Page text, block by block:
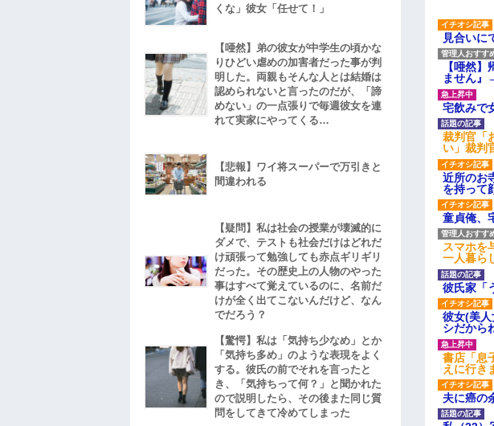
見合いに
【唖然
ません』
宅飲みで
裁判官「
い」裁判
近所のお
を持って
童貞俺、
スマホを
一人暮ら
彼氏家「
彼女(美
シだから
書店「息
えに行き
夫に癌の
くな」彼女「任せて！」
【唖然】弟の彼女が中学生の頃かな
りひどい虐めの加害者だった事が判
明した。両親もそんな人とは結婚は
認められないと言ったのだが、「諦
めない」の一点張りで毎週彼女を連
れて実家にやってくる…
【悲報】ワイ将スーパーで万引きと
間違われる
【疑問】私は社会の授業が壊滅的に
ダメで、テストも社会だけはどれだ
け頑張って勉強しても赤点ギリギリ
だった。その歴史上の人物のやった
事はすべて覚えているのに、名前だ
けが全く出てこないんだけど、なん
でだろう？
【驚愕】私は「気持ち少なめ」とか
「気持ち多め」のような表現をよく
する。彼氏の前でそれを言ったと
き、「気持ちって何？」と聞かれた
ので説明したら、その後また同じ質
問をしてきて冷めてしまった